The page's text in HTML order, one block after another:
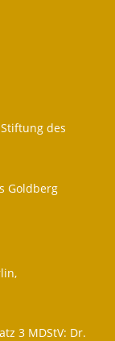
des
Goldberg
3 MDStV: Dr.